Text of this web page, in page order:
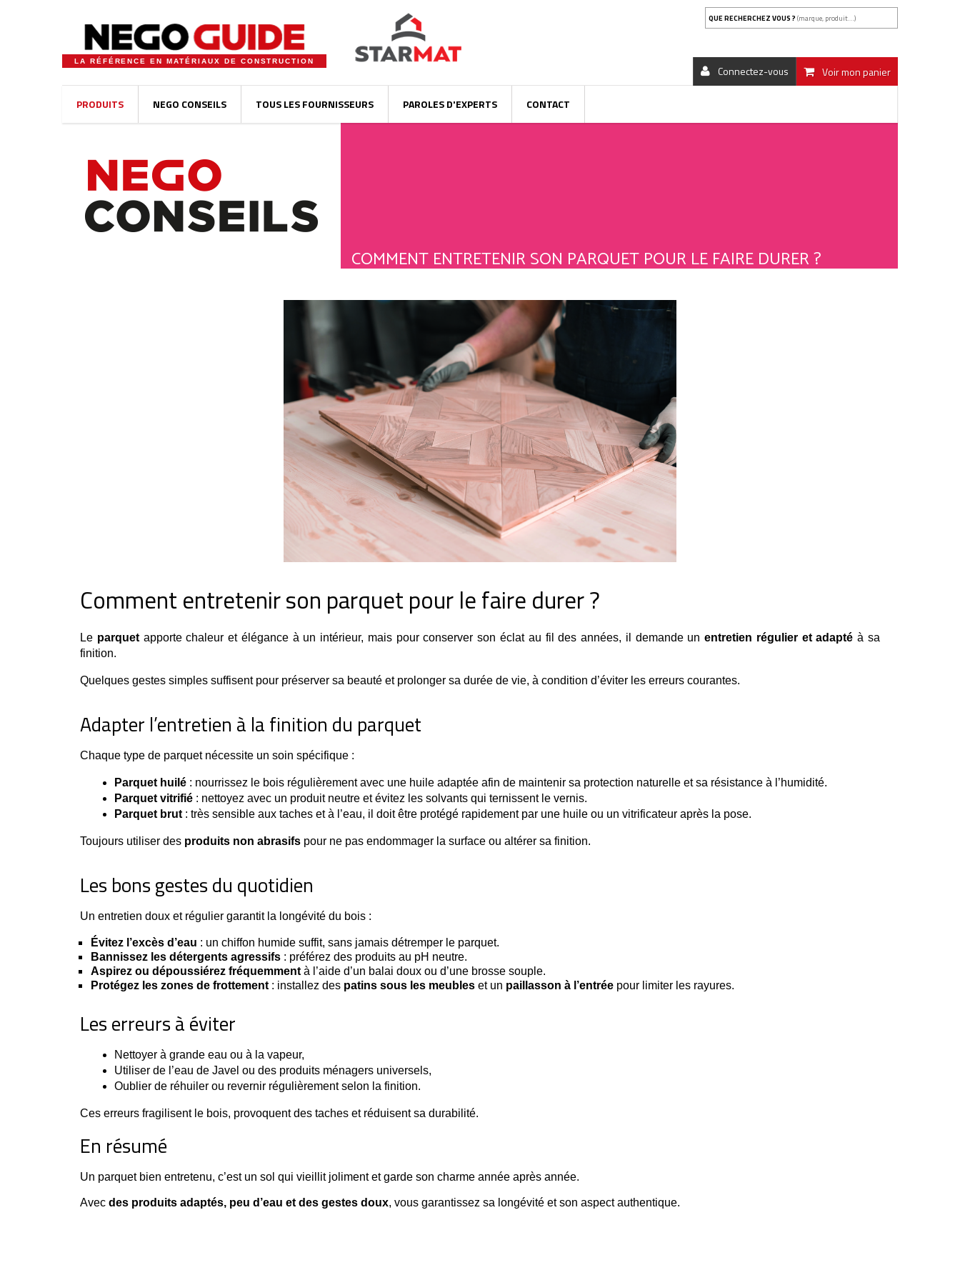
LA RÉFÉRENCE EN MATÉRIAUX DE CONSTRUCTION
QUE RECHERCHEZ VOUS ? (marque, produit...)
Voir mon panier
Connectez-vous
PRODUITS NEGO CONSEILS TOUS LES FOURNISSEURS PAROLES D'EXPERTS CONTACT
COMMENT ENTRETENIR SON PARQUET POUR LE FAIRE DURER ?
Comment entretenir son parquet pour le faire durer ?
Le parquet apporte chaleur et élégance à un intérieur, mais pour conserver son éclat au fil des années, il demande un entretien régulier et adapté à sa
finition.
Quelques gestes simples suffisent pour préserver sa beauté et prolonger sa durée de vie, à condition d’éviter les erreurs courantes.
Adapter l’entretien à la finition du parquet
Chaque type de parquet nécessite un soin spécifique :
Parquet huilé : nourrissez le bois régulièrement avec une huile adaptée afin de maintenir sa protection naturelle et sa résistance à l’humidité.
Parquet vitrifié : nettoyez avec un produit neutre et évitez les solvants qui ternissent le vernis.
Parquet brut : très sensible aux taches et à l’eau, il doit être protégé rapidement par une huile ou un vitrificateur après la pose.
Toujours utiliser des produits non abrasifs pour ne pas endommager la surface ou altérer sa finition.
Les bons gestes du quotidien
Un entretien doux et régulier garantit la longévité du bois :
Évitez l’excès d’eau : un chiffon humide suffit, sans jamais détremper le parquet.
Bannissez les détergents agressifs : préférez des produits au pH neutre.
Aspirez ou dépoussiérez fréquemment à l’aide d’un balai doux ou d’une brosse souple.
Protégez les zones de frottement : installez des patins sous les meubles et un paillasson à l’entrée pour limiter les rayures.
Les erreurs à éviter
Nettoyer à grande eau ou à la vapeur,
Utiliser de l’eau de Javel ou des produits ménagers universels,
Oublier de réhuiler ou revernir régulièrement selon la finition.
Ces erreurs fragilisent le bois, provoquent des taches et réduisent sa durabilité.
En résumé
Un parquet bien entretenu, c’est un sol qui vieillit joliment et garde son charme année après année.
Avec des produits adaptés, peu d’eau et des gestes doux, vous garantissez sa longévité et son aspect authentique.